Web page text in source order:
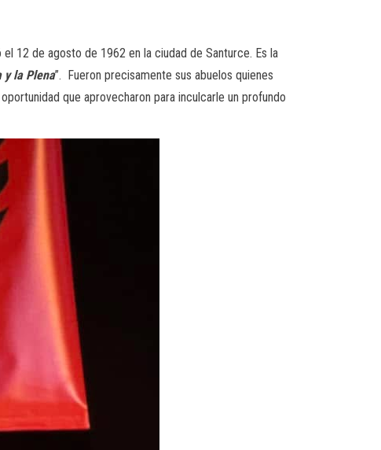
12 de agosto de 1962 en la ciudad de Santurce. Es la
y la Plena”. Fueron precisamente sus abuelos quienes
que aprovecharon para inculcarle un profundo